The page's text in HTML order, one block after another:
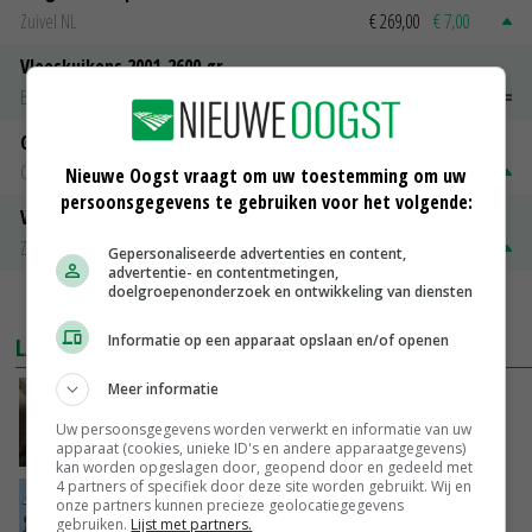
Zuivel NL
€ 269,00 € 7,00
Vleeskuikens 2001-2600 gr
Barneveld
€ 1,09
Gerst
Groningen
€ 197,00 € 2,00
Volle melkpoeder
Zuivel NL
€ 345,00
MEER MARKTPRIJZEN
LAATSTE NIEUWS
‘Samenwerking A-ware en Amalthea gaat
zorgen voor meer balans’
GISTEREN, 16:01
Internationale vraag naar geitenzuivel blijft
groot: Nederland in Europese top
Nieuwe Oogst vraagt om uw toestemming om uw
persoonsgegevens te gebruiken voor het volgende:
Gepersonaliseerde advertenties en content,
advertentie- en contentmetingen,
doelgroepenonderzoek en ontwikkeling van diensten
Informatie op een apparaat opslaan en/of openen
Meer informatie
Uw persoonsgegevens worden verwerkt en informatie van uw
apparaat (cookies, unieke ID's en andere apparaatgegevens)
kan worden opgeslagen door, geopend door en gedeeld met
4 partners of specifiek door deze site worden gebruikt. Wij en
onze partners kunnen precieze geolocatiegegevens
gebruiken. Lijst met partners.